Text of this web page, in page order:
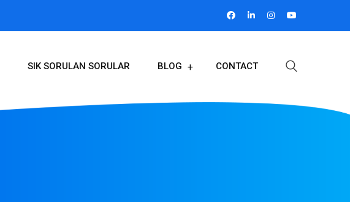
SIK SORULAN SORULAR BLOG CONTACT